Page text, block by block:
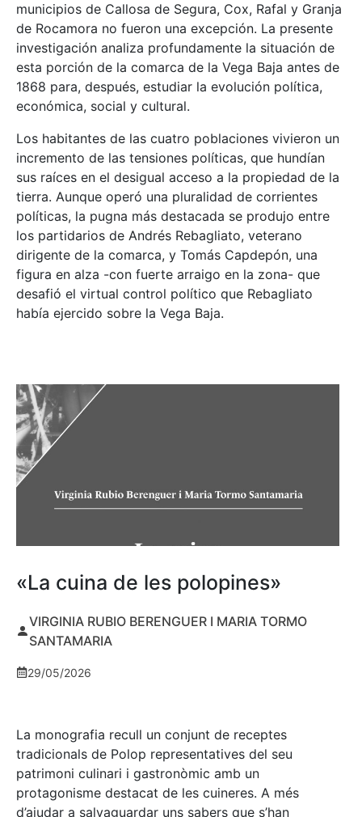
municipios de Callosa de Segura, Cox, Rafal y Granja
de Rocamora no fueron una excepción. La presente
investigación analiza profundamente la situación de
esta porción de la comarca de la Vega Baja antes de
1868 para, después, estudiar la evolución política,
económica, social y cultural.
Los habitantes de las cuatro poblaciones vivieron un
incremento de las tensiones políticas, que hundían
sus raíces en el desigual acceso a la propiedad de la
tierra. Aunque operó una pluralidad de corrientes
políticas, la pugna más destacada se produjo entre
los partidarios de Andrés Rebagliato, veterano
dirigente de la comarca, y Tomás Capdepón, una
figura en alza -con fuerte arraigo en la zona- que
desafió el virtual control político que Rebagliato
había ejercido sobre la Vega Baja.
«La cuina de les polopines»
VIRGINIA RUBIO BERENGUER I MARIA TORMO
SANTAMARIA
29/05/2026
La monografia recull un conjunt de receptes
tradicionals de Polop representatives del seu
patrimoni culinari i gastronòmic amb un
protagonisme destacat de les cuineres. A més
d’ajudar a salvaguardar uns sabers que s’han